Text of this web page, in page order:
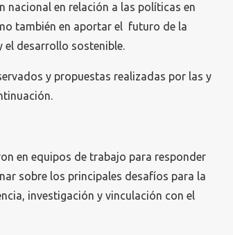
nacional en relación a las políticas en
también en aportar el futuro de la
el desarrollo sostenible.
y propuestas realizadas por las y
en equipos de trabajo para responder
sobre los principales desafíos para la
investigación y vinculación con el